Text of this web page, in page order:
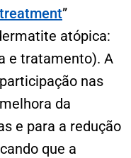
”
atópica:
e tratamento). A
nas
da
e para a redução
que a